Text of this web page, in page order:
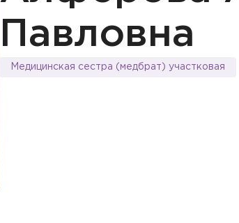
Павловна
Медицинская сестра (медбрат) участковая